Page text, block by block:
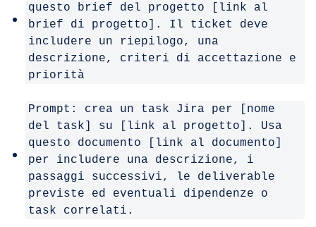
questo brief del progetto [link al
brief di progetto]. Il ticket deve
includere un riepilogo, una
descrizione, criteri di accettazione e
priorità
Prompt: crea un task Jira per [nome
del task] su [link al progetto]. Usa
questo documento [link al documento]
per includere una descrizione, i
passaggi successivi, le deliverable
previste ed eventuali dipendenze o
task correlati.